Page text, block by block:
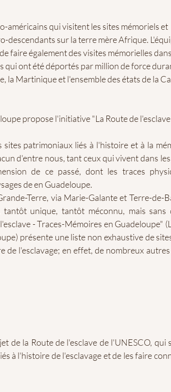
américains qui visitent les sites mémoriels et
sur la terre mère Afrique.
faire également des visites mémorielles
qui ont été déportés par million de force
la Martinique et l'ensemble des états de la
propose l'initiative "La Route de
patrimoniaux liés à l'histoire et à la
d'entre nous, tant ceux qui vivent dans
de ce passé, dont les traces
de en Guadeloupe.
Terre, via Marie-Galante et Terre-de-
unique, tantôt méconnu, mais sans
- Traces-Mémoires en Guadeloupe"
présente une liste non exhaustive de
l'esclavage; en effet, de nombreux
de la Route de l'esclave de l'UNESCO, qui
à l'histoire de l'esclavage et de les faire